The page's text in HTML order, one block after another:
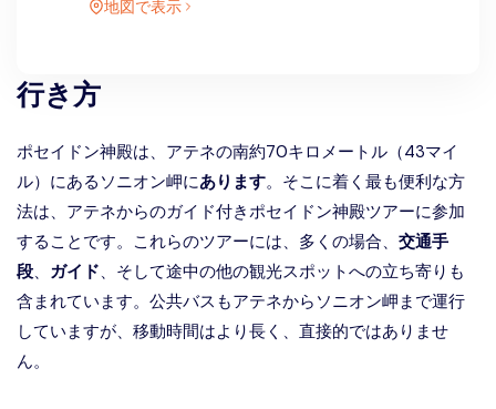
地図で表示
行き方
ポセイドン神殿は、 アテネの南約70キロメートル（43マイ
ル）にあるソニオン岬にあります。そこに着く最も便利な方
法は、アテネからのガイド付きポセイドン神殿ツアーに参加
することです。これらのツアーには、多くの場合、 交通手
段、 ガイド、そして途中の他の観光スポットへの立ち寄りも
含まれています。公共バスもアテネからソニオン岬まで運行
していますが、移動時間はより長く、直接的ではありませ
ん。